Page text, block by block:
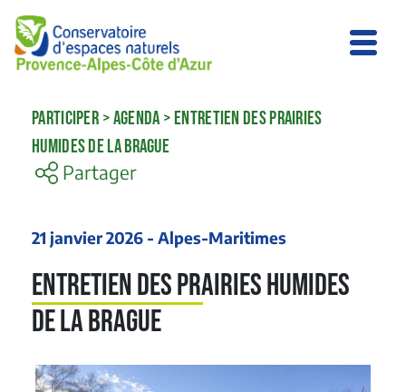
PARTICIPER >AGENDA >ENTRETIEN DES PRAIRIES
HUMIDES DE LA BRAGUE
Partager
21 janvier 2026 - Alpes-Maritimes
Entretien des prairies humides
de la Brague